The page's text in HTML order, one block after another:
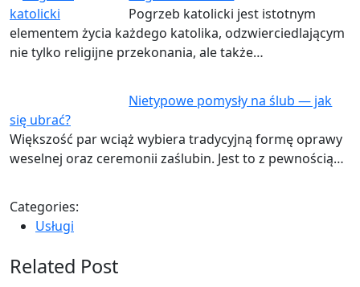
Pogrzeb katolicki jest istotnym
elementem życia każdego katolika, odzwierciedlającym
nie tylko religijne przekonania, ale także…
Nietypowe pomysły na ślub — jak
się ubrać?
Większość par wciąż wybiera tradycyjną formę oprawy
weselnej oraz ceremonii zaślubin. Jest to z pewnością…
Categories:
Usługi
Related Post